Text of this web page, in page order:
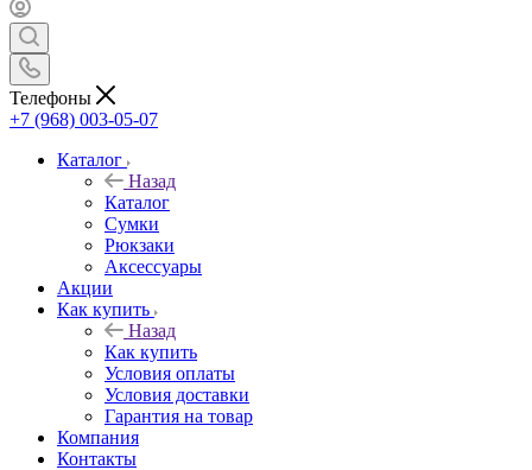
Телефоны
+7 (968) 003-05-07
Каталог
Назад
Каталог
Сумки
Рюкзаки
Аксессуары
Акции
Как купить
Назад
Как купить
Условия оплаты
Условия доставки
Гарантия на товар
Компания
Контакты